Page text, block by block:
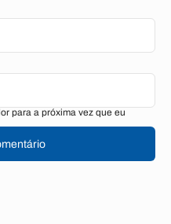
para a próxima vez que eu